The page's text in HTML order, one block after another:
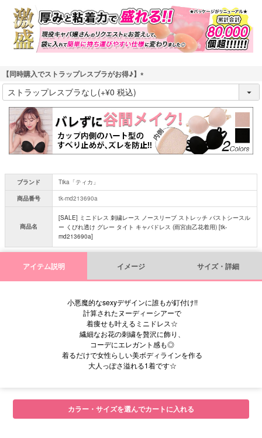
須
)
【同時購入でストラップレスブラがお得♪】
(
必
須
)
ブランド
Tika「ティカ」
商品番号
tk-md213690a
商品名
[SALE] ミニドレス 刺繍レース ノースリーブ ストレッチ バストシースル
ー くびれ透け グレー タイト キャバドレス (雨宮由乙花着用) [tk-
md213690a]
アイテム説明 イメージ サイズ・詳細
小悪魔的なsexyデザインに誰もが釘付け!!
計算されたヌーディーシアーで
着痩せも叶えるミニドレス☆
繊細なお花の刺繍を贅沢に飾り、
コーデにエレガント感も◎
着るだけで女性らしい美ボディラインを作る
大人っぽさ溢れる1着です☆
カラー・サイズを選んでカートに入れる